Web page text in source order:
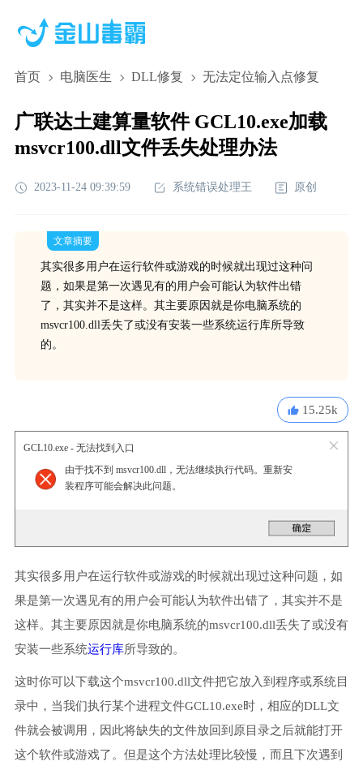
首页 电脑医生 DLL修复 无法定位输入点修复
广联达土建算量软件 GCL10.exe加载
msvcr100.dll文件丢失处理办法
2023-11-24 09:39:59 系统错误处理王 原创
文章摘要
其实很多用户在运行软件或游戏的时候就出现过这种问
题，如果是第一次遇见有的用户会可能认为软件出错
了，其实并不是这样。其主要原因就是你电脑系统的
msvcr100.dll丢失了或没有安装一些系统运行库所导致
的。
15.25k
GCL10.exe - 无法找到入口
由于找不到 msvcr100.dll，无法继续执行代码。重新安
装程序可能会解决此问题。
其实很多用户在运行软件或游戏的时候就出现过这种问题，如
果是第一次遇见有的用户会可能认为软件出错了，其实并不是
这样。其主要原因就是你电脑系统的msvcr100.dll丢失了或没有
安装一些系统运行库所导致的。
这时你可以下载这个msvcr100.dll文件把它放入到程序或系统目
录中，当我们执行某个进程文件GCL10.exe时，相应的DLL文
件就会被调用，因此将缺失的文件放回到原目录之后就能打开
这个软件或游戏了。但是这个方法处理比较慢，而且下次遇到